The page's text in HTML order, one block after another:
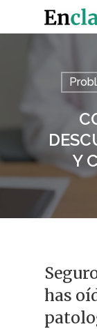
salir
Y
has